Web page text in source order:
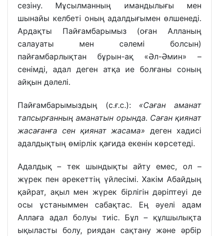
сезіну. Мұсылманның имандылығы мен
шынайы келбеті оның адалдығымен өлшенеді.
Ардақты Пайғамбарымыз (оған Алланың
салауаты мен сәлемі болсын)
пайғамбарлықтан бұрын-ақ «Әл-Әмин» –
сенімді, адал деген атқа ие болғаны соның
айқын дәлелі.
Пайғамбарымыздың (с.ғ.с.): «Саған аманат
тапсырғанның аманатын орында. Саған қиянат
жасағанға сен қиянат жасама» деген хадисі
адалдықтың өмірлік қағида екенін көрсетеді.
Адалдық – тек шындықты айту емес, ол –
жүрек пен әрекеттің үйлесімі. Хакім Абайдың
қайрат, ақыл мен жүрек бірлігін дәріптеуі де
осы ұстаныммен сабақтас. Ең әуелі адам
Аллаға адал болуы тиіс. Бұл – құлшылықта
ықыласты болу, риядан сақтану және әрбір